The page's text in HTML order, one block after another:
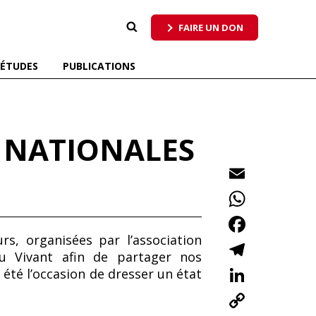
FAIRE UN DON
ÉTUDES PUBLICATIONS
organisées par l’association
Vivant afin de partager nos
l’occasion de dresser un état